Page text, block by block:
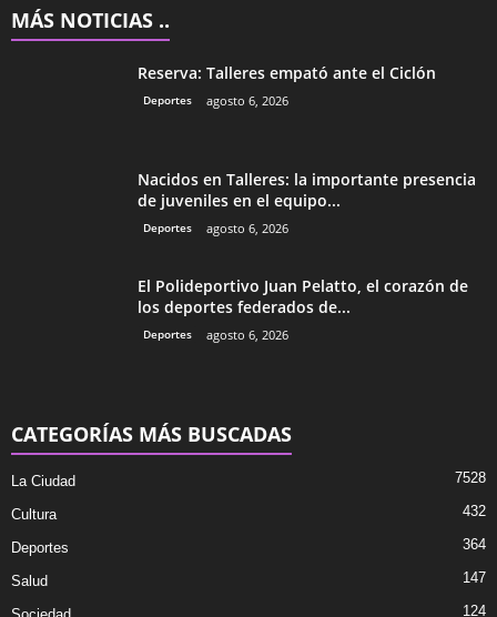
MÁS NOTICIAS ..
Reserva: Talleres empató ante el Ciclón
Deportes agosto 6, 2026
Nacidos en Talleres: la importante presencia
de juveniles en el equipo...
Deportes agosto 6, 2026
El Polideportivo Juan Pelatto, el corazón de
los deportes federados de...
Deportes agosto 6, 2026
CATEGORÍAS MÁS BUSCADAS
La Ciudad 7528
Cultura 432
Deportes 364
Salud 147
124